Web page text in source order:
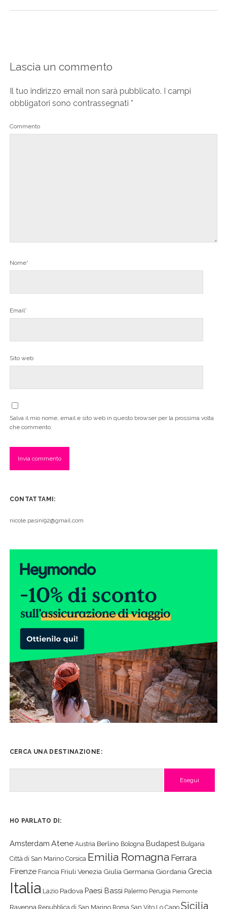
Lascia un commento
Il tuo indirizzo email non sarà pubblicato. I campi
obbligatori sono contrassegnati *
Commento
Nome*
Email*
Sito web
Salva il mio nome, email e sito web in questo browser per la prossima volta
che commento.
CONTATTAMI:
nicole.pasini92@gmail.com
CERCA UNA DESTINAZIONE:
HO PARLATO DI:
Amsterdam Atene Austria Berlino Bologna Budapest Bulgaria
Città di San Marino Corsica Emilia Romagna Ferrara
Firenze Francia Friuli Venezia Giulia Germania Giordania Grecia
Italia Lazio Padova Paesi Bassi Palermo Perugia Piemonte
Ravenna Repubblica di San Marino Roma San Vito Lo Capo Sicilia